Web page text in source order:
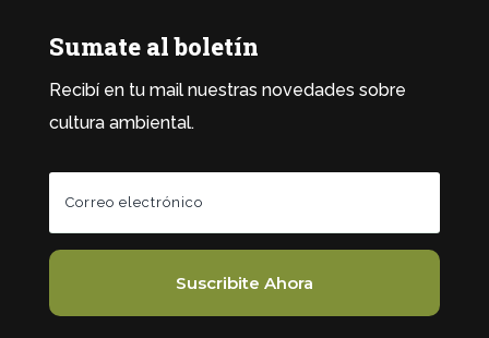
Sumate al boletín
Recibí en tu mail nuestras novedades sobre
cultura ambiental.
Suscribite Ahora